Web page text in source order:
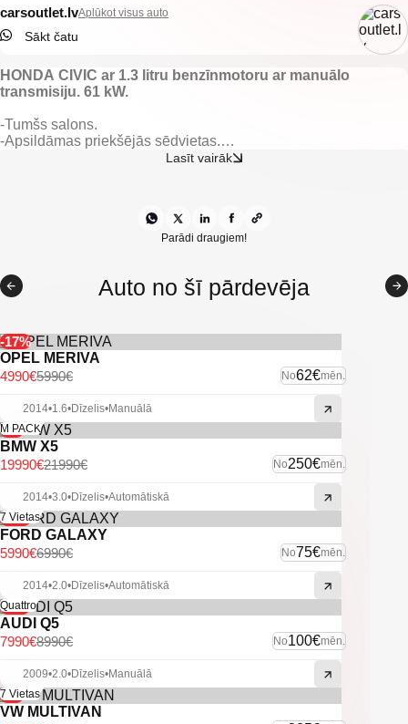
carsoutlet.lvAplūkot visus auto
Sākt čatu
HONDA CIVIC ar 1.3 litru benzīnmotoru ar manuālo
transmisiju. 61 kW.
-Tumšs salons.
-Apsildāmas priekšējās sēdvietas.
-Multifunkcionāla stūre.
-IsoFix sēdeklīšu stiprinājumi.
-U.C Ekstras
Lasīt vairāk
Parādi draugiem!
Auto no šī pārdevēja
-17%
OPEL MERIVA
No62€mēn.
5990€
4990€
2014•1.6•Dīzelis•Manuālā
-9%
M PACK
BMW X5
No250€mēn.
21990€
19990€
2014•3.0•Dīzelis•Automātiskā
-14%
7 Vietas
FORD GALAXY
No75€mēn.
6990€
5990€
2014•2.0•Dīzelis•Automātiskā
-11%
Quattro
AUDI Q5
No100€mēn.
8990€
7990€
2009•2.0•Dīzelis•Manuālā
-4%
7 Vietas
VW MULTIVAN